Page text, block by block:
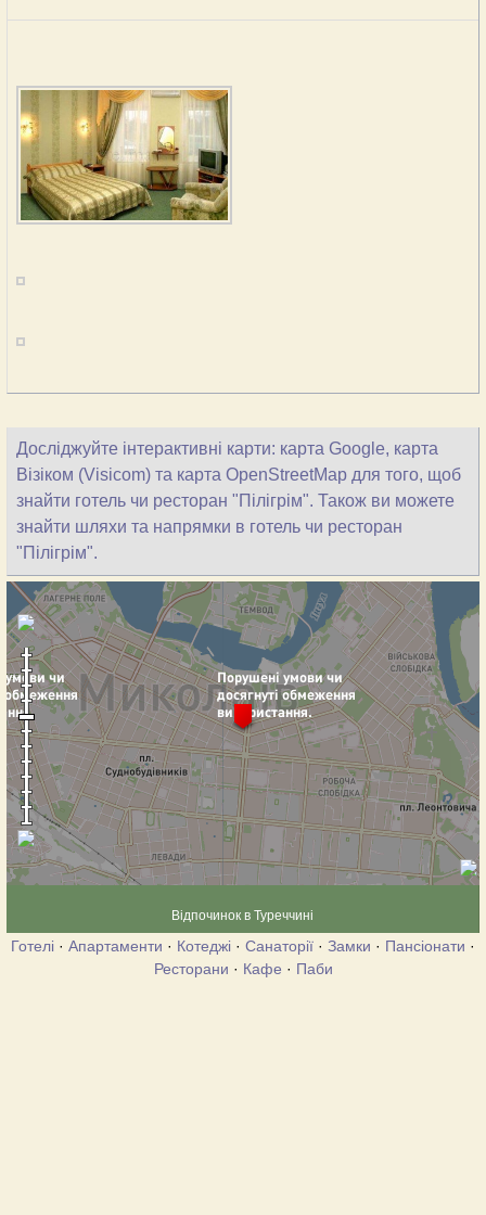
Досліджуйте інтерактивні карти: карта Google, карта
Візіком (Visicom) та карта OpenStreetMap для того, щоб
знайти готель чи ресторан "Пілігрім". Також ви можете
знайти шляхи та напрямки в готель чи ресторан
"Пілігрім".
Відпочинок в Туреччині
Готелі · Апартаменти · Котеджі · Санаторії · Замки · Пансіонати ·
Ресторани · Кафе · Паби